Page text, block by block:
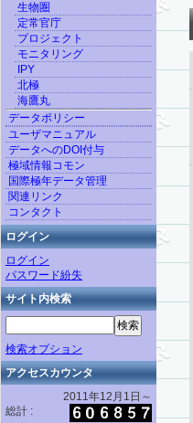
生物圏
定常官庁
プロジェクト
モニタリング
IPY
北極
海鷹丸
データポリシー
ユーザマニュアル
データへのDOI付与
極域情報コモン
国際極年データ管理
関連リンク
コンタクト
ログイン
ログイン
パスワード紛失
サイト内検索
検索オプション
アクセスカウンタ
2011年12月1日～
総計 :